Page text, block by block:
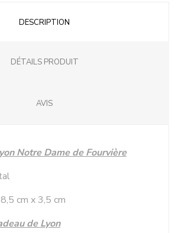
DESCRIPTION
DÉTAILS PRODUIT
AVIS
Notre Dame de Fourvière
cm x 3,5 cm
de Lyon